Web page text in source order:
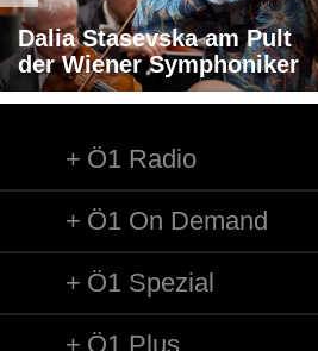
Dalia Stasevska am Pult
der Wiener Symphoniker
Ö1 Radio
Ö1 On Demand
Ö1 Spezial
Ö1 Plus